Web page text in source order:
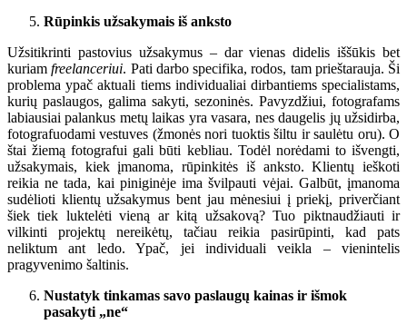
Rūpinkis užsakymais iš anksto
Užsitikrinti pastovius užsakymus – dar vienas didelis iššūkis bet
kuriamfreelanceriui. Pati darbo specifika, rodos, tam prieštarauja. Ši
problema ypač aktuali tiems individualiai dirbantiems specialistams,
kurių paslaugos, galima sakyti, sezoninės. Pavyzdžiui, fotografams
labiausiai palankus metų laikas yra vasara, nes daugelis jų užsidirba,
fotografuodami vestuves (žmonės nori tuoktis šiltu ir saulėtu oru). O
štai žiemą fotografui gali būti kebliau. Todėl norėdami to išvengti,
užsakymais, kiek įmanoma, rūpinkitės iš anksto. Klientų ieškoti
reikia ne tada, kai piniginėje ima švilpauti vėjai. Galbūt, įmanoma
sudėlioti klientų užsakymus bent jau mėnesiui į priekį, priverčiant
šiek tiek luktelėti vieną ar kitą užsakovą? Tuo piktnaudžiauti ir
vilkinti projektų nereikėtų, tačiau reikia pasirūpinti, kad pats
neliktum ant ledo. Ypač, jei individuali veikla – vienintelis
pragyvenimo šaltinis.
Nustatyk tinkamas savo paslaugų kainas ir išmok
pasakyti „ne“